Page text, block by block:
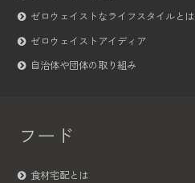
ゼロウェイストなライフスタイルとは
ゼロウェイストアイディア
自治体や団体の取り組み
フード
食材宅配とは